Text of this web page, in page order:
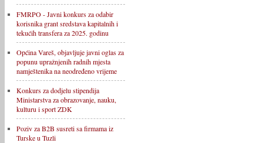
FMRPO - Javni konkurs za odabir
korisnika grant sredstava kapitalnih i
tekućih transfera za 2025. godinu
Općina Vareš, objavljuje javni oglas za
popunu upražnjenih radnih mjesta
namještenika na neodređeno vrijeme
Konkurs za dodjelu stipendija
Ministarstva za obrazovanje, nauku,
kulturu i sport ZDK
Poziv za B2B susreti sa firmama iz
Turske u Tuzli